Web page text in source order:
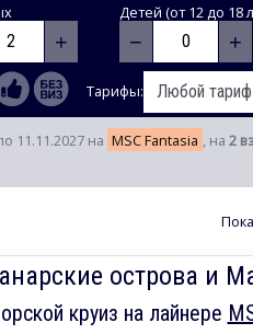
+
Детей (от 12 до 18
− +
Тарифы:
11.11.2027 на MSC Fantasia , на 2
острова и
круиз на лайнере